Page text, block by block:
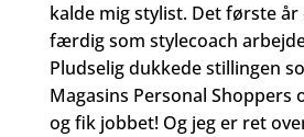
kalde mig stylist. Det første
færdig som stylecoach
Pludselig dukkede stillingen
Magasins Personal Shoppers
og fik jobbet! Og jeg er ret